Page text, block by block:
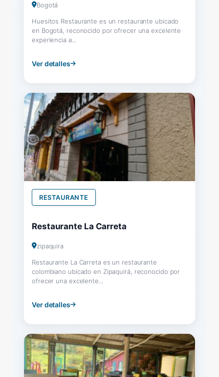
Bogotá
Huesitos Restaurante es un restaurante ubicado
en Bogotá, reconocido por ofrecer una excelente
experiencia a...
Ver detalles
RESTAURANTE
Restaurante La Carreta
zipaquira
Restaurante La Carreta es un restaurante
colombiano ubicado en Zipaquirá, reconocido por
ofrecer una excelente...
Ver detalles